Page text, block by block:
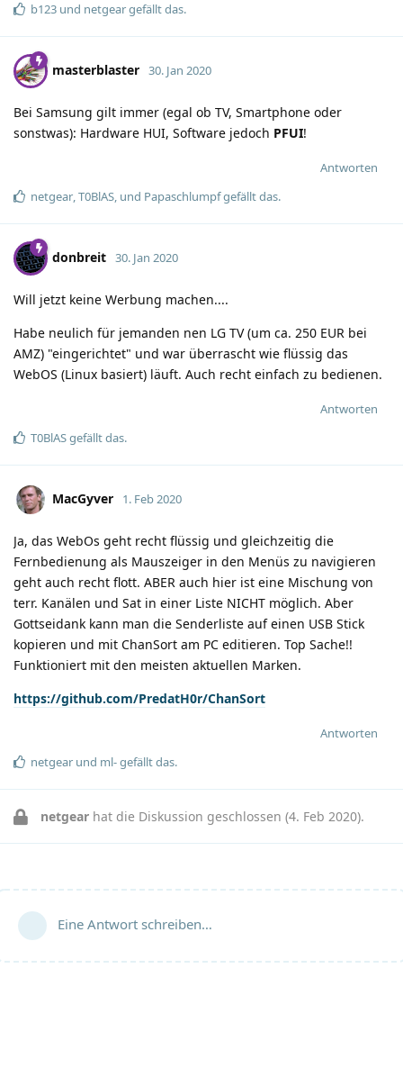
b123 und netgeargefällt das.
masterblaster 30. Jan 2020
Bei Samsung gilt immer (egal ob TV, Smartphone oder
sonstwas): Hardware HUI, Software jedoch PFUI!
Antworten
netgear,T0BlAS, und Papaschlumpfgefällt das.
donbreit 30. Jan 2020
Will jetzt keine Werbung machen....
Habe neulich für jemanden nen LG TV (um ca. 250 EUR bei
AMZ) "eingerichtet" und war überrascht wie flüssig das
WebOS (Linux basiert) läuft. Auch recht einfach zu bedienen.
Antworten
T0BlASgefällt das.
MacGyver 1. Feb 2020
Ja, das WebOs geht recht flüssig und gleichzeitig die
Fernbedienung als Mauszeiger in den Menüs zu navigieren
geht auch recht flott. ABER auch hier ist eine Mischung von
terr. Kanälen und Sat in einer Liste NICHT möglich. Aber
Gottseidank kann man die Senderliste auf einen USB Stick
kopieren und mit ChanSort am PC editieren. Top Sache!!
Funktioniert mit den meisten aktuellen Marken.
https://github.com/PredatH0r/ChanSort
Antworten
netgear und ml-gefällt das.
netgear hat die Diskussion geschlossen (4. Feb 2020).
Eine Antwort schreiben…